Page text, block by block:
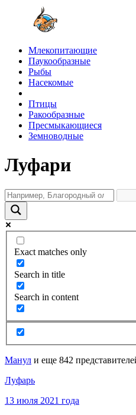
Млекопитающие
Паукообразные
Рыбы
Насекомые
Птицы
Ракообразные
Пресмыкающиеся
Земноводные
Луфари
Exact matches only
Search in title
Search in content
Манул и еще 842
Луфарь
13 июля 2021 года